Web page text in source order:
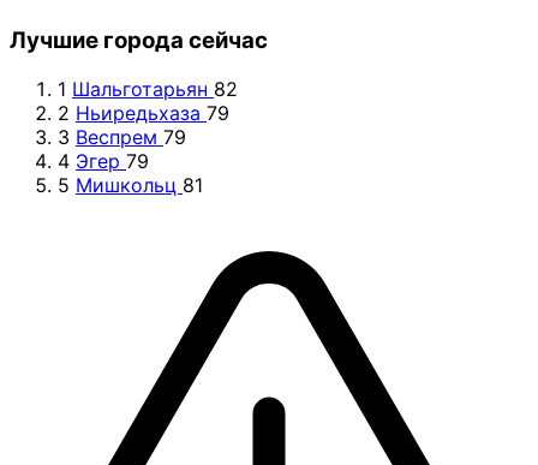
Лучшие города сейчас
1 Шальготарьян 82
2 Ньиредьхаза 79
3 Веспрем 79
4 Эгер 79
5 Мишкольц 81